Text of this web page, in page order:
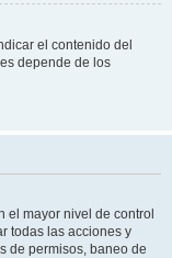
el contenido del
depende de los
el mayor nivel de control
todas las acciones y
de permisos, baneo de